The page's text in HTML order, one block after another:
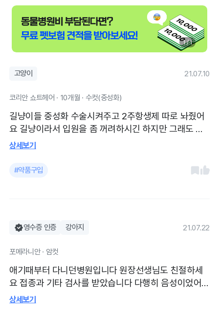
1 / 1
고양이 21.07.10
코리안 쇼트헤어 · 10개월 · 수컷(중성화)
길냥이들 중성화 수술시켜주고 2주항생제 따로 놔줬어
요 길냥이라서 입원을 좀 꺼려하시긴 하지만 그래도 매
일 사진도 보내주시고 친절하십니다
상세보기
#약품구입
영수증 인증 강아지 21.07.22
포메라니안 · 암컷
애기때부터 다니던병원입니다 원장선생님도 친절하세
요 접종과 기타 검사를 받았습니다 다행히 음성이었어
요
상세보기